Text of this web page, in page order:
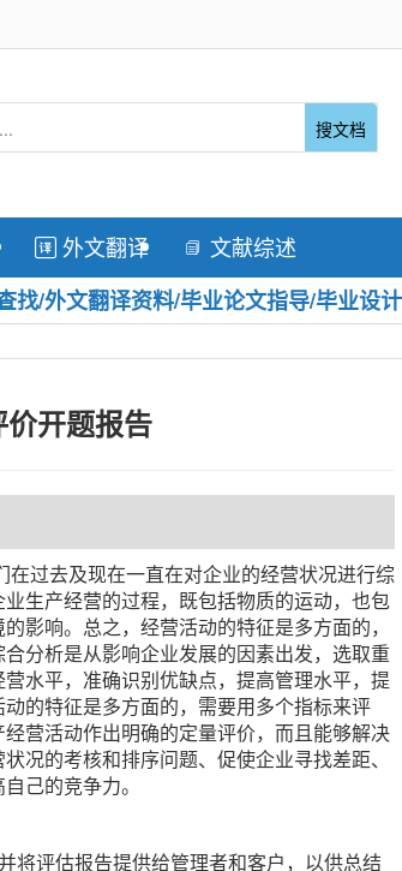
搜文档
 外文翻译  文献综述
找/外文翻译资料/毕业论文指导/毕业设
开题报告
过去及现在一直在对企业的经营状况进行综
生产经营的过程，既包括物质的运动，也包
影响。总之，经营活动的特征是多方面的，
分析是从影响企业发展的因素出发，选取重
水平，准确识别优缺点，提高管理水平，提
的特征是多方面的，需要用多个指标来评
营活动作出明确的定量评价，而且能够解决
况的考核和排序问题、促使企业寻找差距、
己的竞争力。
将评估报告提供给管理者和客户，以供总结